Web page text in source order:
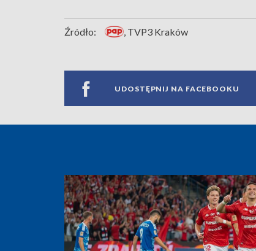
Źródło: , TVP3 Kraków
UDOSTĘPNIJ NA FACEBOOKU